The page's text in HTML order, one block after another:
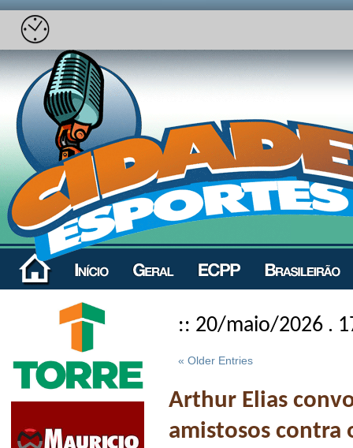
:: 20/maio/2026 .
« Older Entries
Arthur Elias
amistosos contra